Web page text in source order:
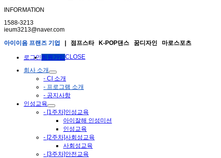
INFORMATION
1588-3213
ieum3213@naver.com
아이이음 프랜즈 기업 | 점프스타 K-POP댄스 꿈디자인 마로스포츠
로그인회원가입CLOSE
회사 소개
- CI 소개
- 프로그램 소개
- 공지사항
인성교육
- [1주차]인성교육
아이잘해 인성미션
인성교육
- [2주차]사회성교육
사회성교육
- [3주차]안전교육